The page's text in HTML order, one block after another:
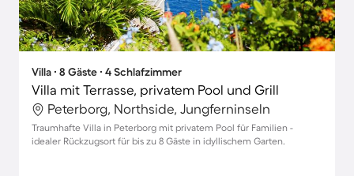
Villa ∙ 8 Gäste ∙ 4 Schlafzimmer
Villa mit Terrasse, privatem Pool und Grill
Peterborg, Northside, Jungferninseln
Traumhafte Villa in Peterborg mit privatem Pool für Familien -
idealer Rückzugsort für bis zu 8 Gäste in idyllischem Garten.